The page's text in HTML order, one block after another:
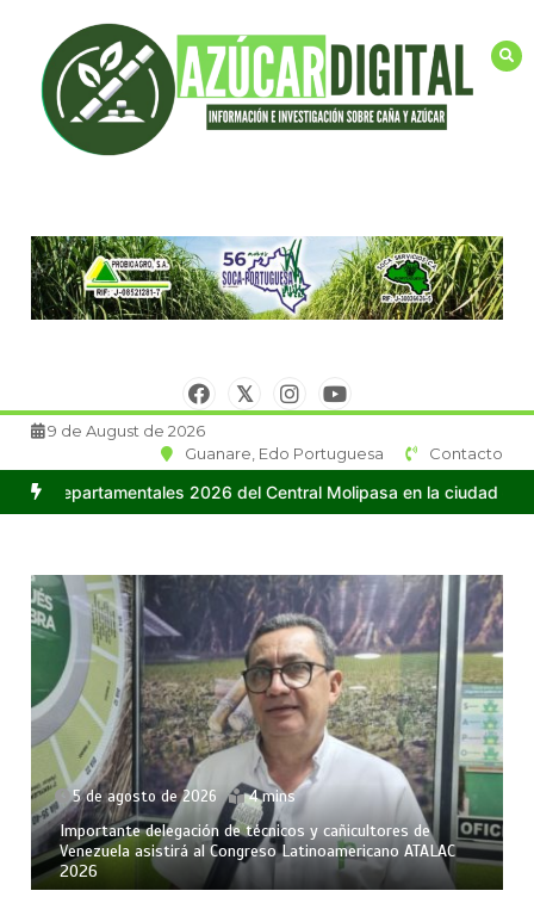
contenido
9 de August de 2026
Guanare, Edo Portuguesa
Contacto
2026 del Central Molipasa en la ciudad de Guanare
5 de agosto de 2026 4 mins
Importante delegación de técnicos y cañicultores de
Venezuela asistirá al Congreso Latinoamericano ATALAC
2026